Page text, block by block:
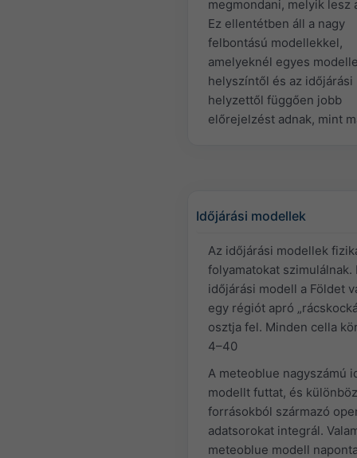
megmondani, melyik lesz
Ez ellentétben áll a nagy
felbontású modellekkel,
amelyeknél egyes
helyszíntől és az időjárási
helyzettől függően jobb
előrejelzést adnak, mint
Időjárási modellek
Az időjárási modellek
folyamatokat szimulálnak.
időjárási modell a Földet
egy régiót apró
osztja fel. Minden cella
4–40
A meteoblue nagyszámú
modellt futtat, és
forrásokból származó
adatsorokat integrál.
meteoblue modell